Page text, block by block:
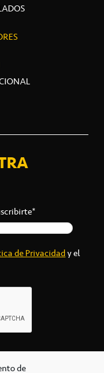
de
de Privacidady el